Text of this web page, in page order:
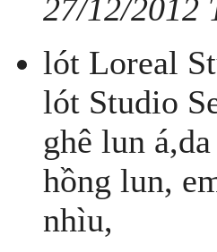
27/12/2012
lót Loreal
lót Studio
ghê lun
hồng lun,
nhìu,